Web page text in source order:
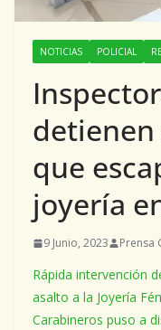
NOTICIAS POLICIAL
que
joyería
9 Junio, 2023 Prensa
Rápida intervención
asalto a la Joyería
Carabineros puso a